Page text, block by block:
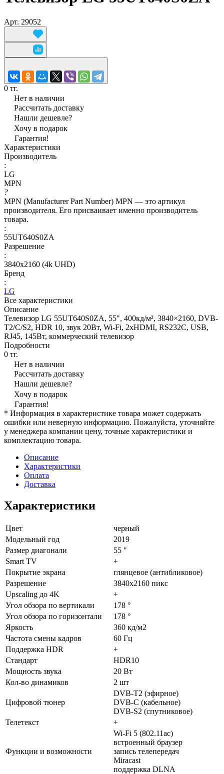
Арт. 29052
0 тг.
Нет в наличии
Рассчитать доставку
Нашли дешевле?
Хочу в подарок
Гарантия!
Характеристики
Производитель
:
LG
MPN
?
MPN (Manufacturer Part Number) MPN — это артикул
производителя. Его присваивает именно производитель
товара.
:
55UT640S0ZA
Разрешение
:
3840x2160 (4k UHD)
Бренд
:
LG
Все характеристики
Описание
Телевизор LG 55UT640S0ZA, 55", 400кд/м², 3840×2160, DVB-
T2/C/S2, HDR 10, звук 20Вт, Wi-Fi, 2xHDMI, RS232C, USB,
RJ45, 145Вт, коммерческий телевизор
Подробности
0 тг.
Нет в наличии
Рассчитать доставку
Нашли дешевле?
Хочу в подарок
Гарантия!
* Информация в характеристике товара может содержать
ошибки или неверную информацию. Пожалуйста, уточняйте
у менеджера компании цену, точные характеристики и
комплектацию товара.
Описание
Характеристики
Оплата
Доставка
Характеристики
Цвет
черный
Модельный год
2019
Размер диагонали
55 "
Smart TV
+
Покрытие экрана
глянцевое (антибликовое)
Разрешение
3840x2160 пикс
Upscaling до 4K
+
Угол обзора по вертикали
178 °
Угол обзора по горизонтали
178 °
Яркость
360 кд/м2
Частота смены кадров
60 Гц
Поддержка HDR
+
Стандарт
HDR10
Мощность звука
20 Вт
Кол-во динамиков
2 шт
Цифровой тюнер
DVB-T2 (эфирное)
DVB-C (кабельное)
DVB-S2 (спутниковое)
Телетекст
+
Функции и возможности
Wi-Fi 5 (802.11ac)
встроенный браузер
запись телепередач
Miracast
поддержка DLNA